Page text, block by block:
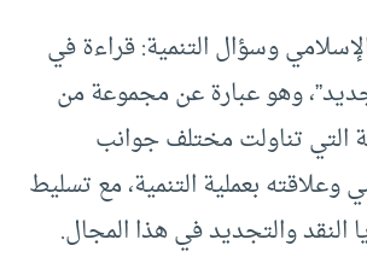
وسؤال التنمية: قراءة في
وهو عبارة عن مجموعة من
التي تناولت مختلف جوانب
وعلاقته بعملية التنمية، مع تسليط
والتجديد في هذا المجال.